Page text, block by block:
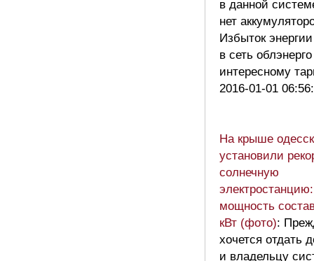
в данной
нет
Избыток
в сеть
интересному
2016-01-01
На крыше
установили
солнечную
мощность
кВт (фото):
хочется отдать
и владельцу